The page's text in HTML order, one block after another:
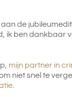
de
ik ben dankbaar
mijn partner in
niet snel te
.